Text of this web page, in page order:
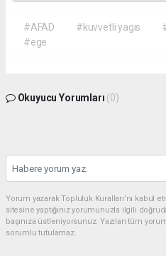
#AFAD #kuvvetli yagıs
#ege
Okuyucu Yorumları (0)
Yorum yazarak Topluluk Kuralları’nı kabul
sitesine yaptığınız yorumunuzla ilgili
başınıza üstleniyorsunuz. Yazılan tüm
sorumlu tutulamaz.